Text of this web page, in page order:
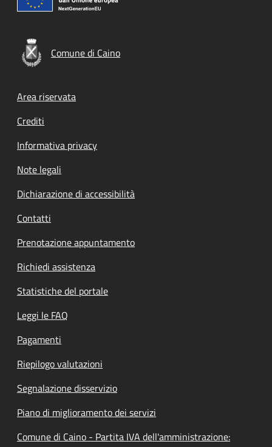
Comune di Caino
Footer menu
Area riservata
Crediti
Informativa privacy
Note legali
Dichiarazione di accessibilità
Contatti
Prenotazione appuntamento
Richiedi assistenza
Statistiche del portale
Leggi le FAQ
Pagamenti
Riepilogo valutazioni
Segnalazione disservizio
Piano di miglioramento dei servizi
Comune di Caino - Partita IVA dell'amministrazione: